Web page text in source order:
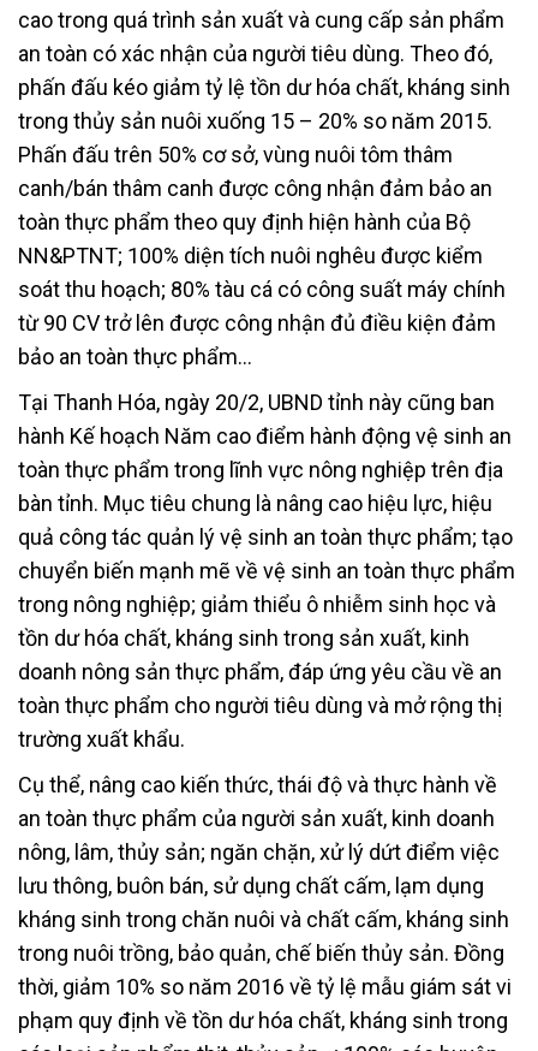
cao trong quá trình sản xuất và cung cấp sản phẩm
an toàn có xác nhận của người tiêu dùng. Theo đó,
phấn đấu kéo giảm tỷ lệ tồn dư hóa chất, kháng sinh
trong thủy sản nuôi xuống 15 – 20% so năm 2015.
Phấn đấu trên 50% cơ sở, vùng nuôi tôm thâm
canh/bán thâm canh được công nhận đảm bảo an
toàn thực phẩm theo quy định hiện hành của Bộ
NN&PTNT; 100% diện tích nuôi nghêu được kiểm
soát thu hoạch; 80% tàu cá có công suất máy chính
từ 90 CV trở lên được công nhận đủ điều kiện đảm
bảo an toàn thực phẩm…
Tại Thanh Hóa, ngày 20/2, UBND tỉnh này cũng ban
hành Kế hoạch Năm cao điểm hành động vệ sinh an
toàn thực phẩm trong lĩnh vực nông nghiệp trên địa
bàn tỉnh. Mục tiêu chung là nâng cao hiệu lực, hiệu
quả công tác quản lý vệ sinh an toàn thực phẩm; tạo
chuyển biến mạnh mẽ về vệ sinh an toàn thực phẩm
trong nông nghiệp; giảm thiểu ô nhiễm sinh học và
tồn dư hóa chất, kháng sinh trong sản xuất, kinh
doanh nông sản thực phẩm, đáp ứng yêu cầu về an
toàn thực phẩm cho người tiêu dùng và mở rộng thị
trường xuất khẩu.
Cụ thể, nâng cao kiến thức, thái độ và thực hành về
an toàn thực phẩm của người sản xuất, kinh doanh
nông, lâm, thủy sản; ngăn chặn, xử lý dứt điểm việc
lưu thông, buôn bán, sử dụng chất cấm, lạm dụng
kháng sinh trong chăn nuôi và chất cấm, kháng sinh
trong nuôi trồng, bảo quản, chế biến thủy sản. Đồng
thời, giảm 10% so năm 2016 về tỷ lệ mẫu giám sát vi
phạm quy định về tồn dư hóa chất, kháng sinh trong